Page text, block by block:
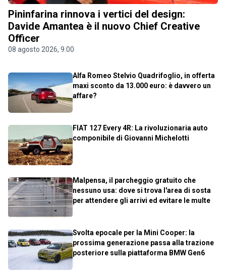
Pininfarina rinnova i vertici del design:
Davide Amantea è il nuovo Chief Creative
Officer
08 agosto 2026, 9.00
Alfa Romeo Stelvio Quadrifoglio, in offerta
maxi sconto da 13.000 euro: è davvero un
affare?
FIAT 127 Every 4R: La rivoluzionaria auto
componibile di Giovanni Michelotti
Malpensa, il parcheggio gratuito che
nessuno usa: dove si trova l'area di sosta
per attendere gli arrivi ed evitare le multe
Svolta epocale per la Mini Cooper: la
prossima generazione passa alla trazione
posteriore sulla piattaforma BMW Gen6